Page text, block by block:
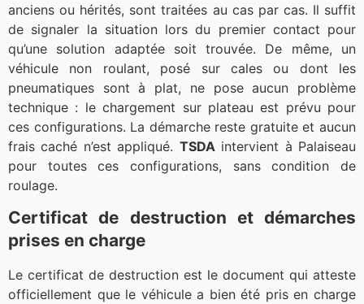
anciens ou hérités, sont traitées au cas par cas. Il suffit
de signaler la situation lors du premier contact pour
qu’une solution adaptée soit trouvée. De même, un
véhicule non roulant, posé sur cales ou dont les
pneumatiques sont à plat, ne pose aucun problème
technique : le chargement sur plateau est prévu pour
ces configurations. La démarche reste gratuite et aucun
frais caché n’est appliqué. TSDAintervient à Palaiseau
pour toutes ces configurations, sans condition de
roulage.
Certificat de destruction et démarches
prises en charge
Le certificat de destruction est le document qui atteste
officiellement que le véhicule a bien été pris en charge